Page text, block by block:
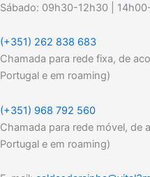
Sábado: 09h30-12h30 |
(+351) 262 838 683
Chamada para rede fixa, de
Portugal e em roaming)
(+351) 968 792 560
Chamada para rede móvel, de
Portugal e em roaming)